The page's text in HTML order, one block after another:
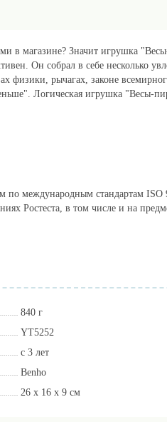
в магазине? Значит игрушка
Он собрал в себе несколько
физики, рычагах, законе
Логическая игрушка "Весы-
по международным стандартам ISO
Ростеста, в том числе и на
840 г
YT5252
с 3 лет
Benho
26 x 16 x 9 см